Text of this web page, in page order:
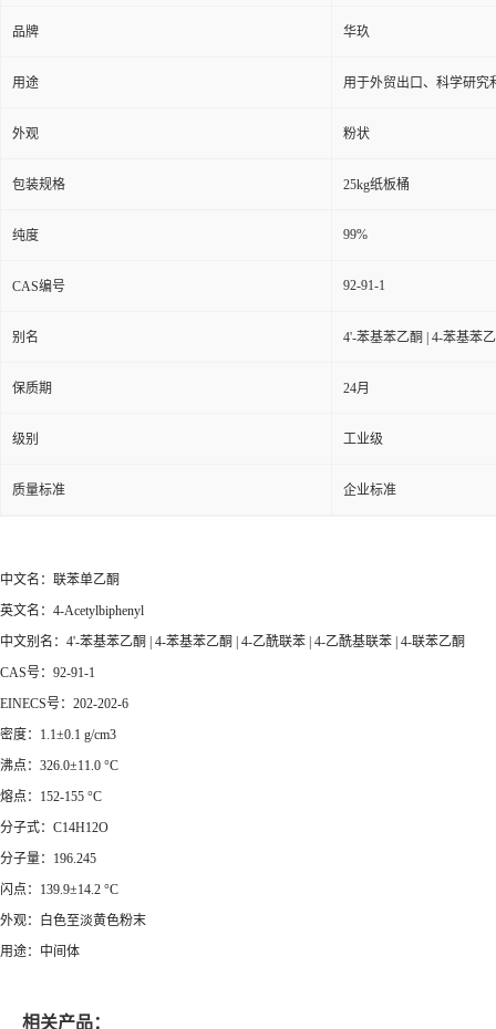
品牌 华玖
用途 用于外贸出口、科学研究
外观 粉状
包装规格 25kg纸板桶
纯度 99%
CAS编号 92-91-1
别名 4'-苯基苯乙酮 | 4-苯基苯
保质期 24月
级别 工业级
质量标准 企业标准
中文名：联苯单乙酮
英文名：4-Acetylbiphenyl
中文别名：4'-苯基苯乙酮 | 4-苯基苯乙酮 | 4-乙酰联苯 | 4-乙酰基联苯 | 4-联苯乙酮
CAS号：92-91-1
EINECS号：202-202-6
密度：1.1±0.1 g/cm3
沸点：326.0±11.0 °C
熔点：152-155 °C
分子式：C14H12O
分子量：196.245
闪点：139.9±14.2 °C
外观：白色至淡黄色粉末
用途：中间体
相关产品：